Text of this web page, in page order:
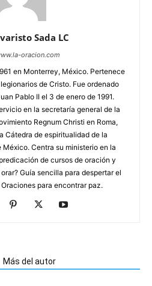
Sada LC
oracion.com
en Monterrey, México. Pertenece
de Cristo. Fue ordenado
Pablo II el 3 de enero de 1991.
en la secretaría general de la
Regnum Christi en Roma,
Cátedra de espiritualidad de la
Centra su ministerio en la
de cursos de oración y
Guía sencilla para despertar el
para encontrar paz.
Más del autor